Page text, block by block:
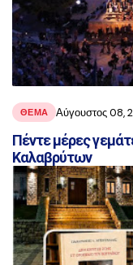
ΘΕΜΑ Αύγουστος 08,
Πέντε μέρες
Καλαβρύτων